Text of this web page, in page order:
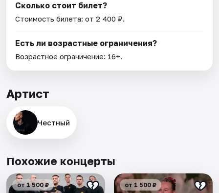
Сколько стоит билет?
Стоимость билета: от 2 400 ₽.
Есть ли возрастные ограничения?
Возрастное ограничение: 16+.
Артист
Честный
Похожие концерты
от 1 500 ₽ от 1 500 ₽